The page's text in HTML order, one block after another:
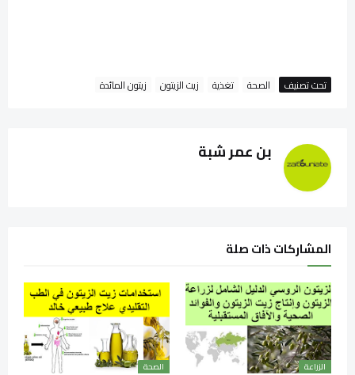
تحت تصنيف الصحة تغذية زيت الزيتون زيتون المائدة
بن عمر شبة
المشاركات ذات صلة
الزراعة الصحة